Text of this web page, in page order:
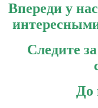
Впереди у
Следите
До